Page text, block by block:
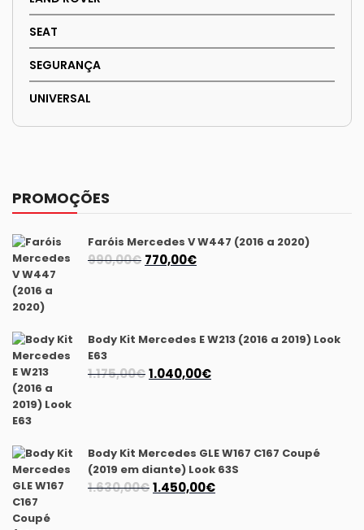
SEAT
SEGURANÇA
UNIVERSAL
PROMOÇÕES
Faróis Mercedes V W447 (2016 a 2020)
990,00€ O
990,00€.
770,00€O
770,00€.
Body Kit Mercedes E W213 (2016 a 2019) Look
E63
1.175,00€O
1.175,00€.
1.040,00€O
1.040,00€.
Body Kit Mercedes GLE W167 C167 Coupé
(2019 em diante) Look 63S
1.630,00€O
1.450,00€O